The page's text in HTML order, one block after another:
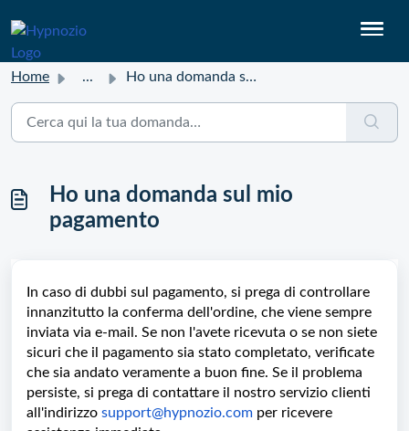
Home ... Ho una domanda sul mio pagamento
Ho una domanda sul mio
pagamento
In caso di dubbi sul pagamento, si prega di controllare
innanzitutto la conferma dell'ordine, che viene sempre
inviata via e-mail. Se non l'avete ricevuta o se non siete
sicuri che il pagamento sia stato completato, verificate
che sia andato veramente a buon fine. Se il problema
persiste, si prega di contattare il nostro servizio clienti
all'indirizzo support@hypnozio.com per ricevere